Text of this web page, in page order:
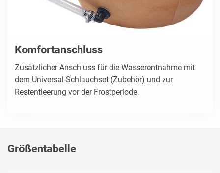
Komfortanschluss
Zusätzlicher Anschluss für die Wasserentnahme mit
dem Universal-Schlauchset (Zubehör) und zur
Restentleerung vor der Frostperiode.
Größentabelle